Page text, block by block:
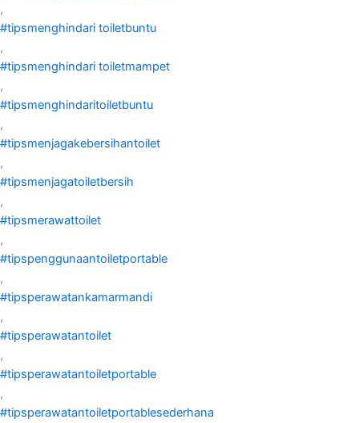
,
#tipsmenghindari toiletbuntu
,
#tipsmenghindari toiletmampet
,
#tipsmenghindaritoiletbuntu
,
#tipsmenjagakebersihantoilet
,
#tipsmenjagatoiletbersih
,
#tipsmerawattoilet
,
#tipspenggunaantoiletportable
,
#tipsperawatankamarmandi
,
#tipsperawatantoilet
,
#tipsperawatantoiletportable
,
#tipsperawatantoiletportablesederhana